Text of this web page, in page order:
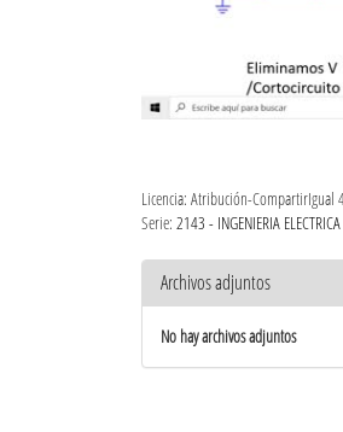
Licencia: Atribución-CompartirIgual
Serie: 2143 - INGENIERIA
Archivos adjuntos
No hay archivos adjuntos